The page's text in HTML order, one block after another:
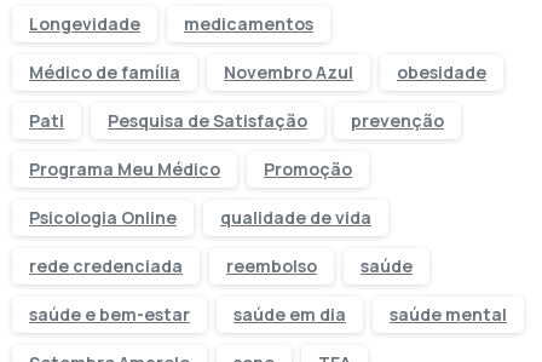
Longevidade medicamentos
Médico de família Novembro Azul obesidade
Pati Pesquisa de Satisfação prevenção
Programa Meu Médico Promoção
Psicologia Online qualidade de vida
rede credenciada reembolso saúde
saúde e bem-estar saúde em dia saúde mental